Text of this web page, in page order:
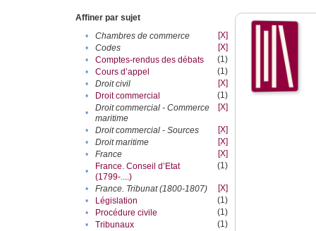
Affiner par sujet
•
Chambres de commerce
[X]
•
Codes
[X]
•
Comptes-rendus des débats
(1)
•
Cours d’appel
(1)
•
Droit civil
[X]
•
Droit commercial
(1)
•
Droit commercial - Commerce
maritime
[X]
• Droit commercial - Sources
[X]
•
Droit maritime
[X]
•
France
[X]
•
France. Conseil d’Etat
(1799-....)
(1)
• France. Tribunat (1800-1807)
[X]
•
Législation
(1)
•
Procédure civile
(1)
•
Tribunaux
(1)